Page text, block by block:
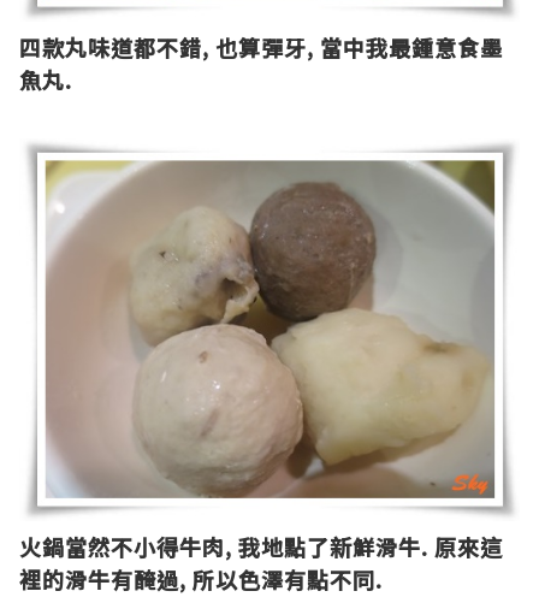
四款丸味道都不錯, 也算彈牙, 當中我最鍾意食墨
魚丸.
火鍋當然不小得牛肉, 我地點了新鮮滑牛. 原來這
裡的滑牛有醃過, 所以色澤有點不同.